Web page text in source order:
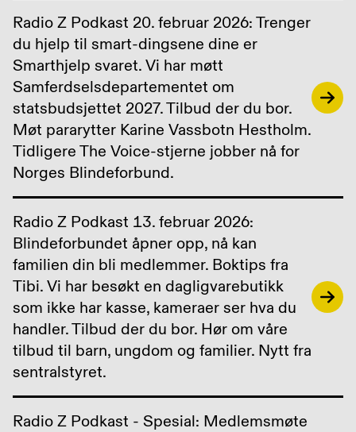
Radio Z Podkast 20. februar 2026: Trenger
du hjelp til smart-dingsene dine er
Smarthjelp svaret. Vi har møtt
Samferdselsdepartementet om
statsbudsjettet 2027. Tilbud der du bor.
Møt pararytter Karine Vassbotn Hestholm.
Tidligere The Voice-stjerne jobber nå for
Norges Blindeforbund.
Radio Z Podkast 13. februar 2026:
Blindeforbundet åpner opp, nå kan
familien din bli medlemmer. Boktips fra
Tibi. Vi har besøkt en dagligvarebutikk
som ikke har kasse, kameraer ser hva du
handler. Tilbud der du bor. Hør om våre
tilbud til barn, ungdom og familier. Nytt fra
sentralstyret.
Radio Z Podkast - Spesial: Medlemsmøte